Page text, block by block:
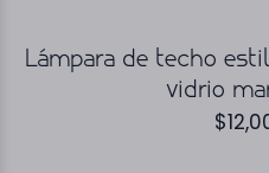
Lámpara de techo
vidrio
$